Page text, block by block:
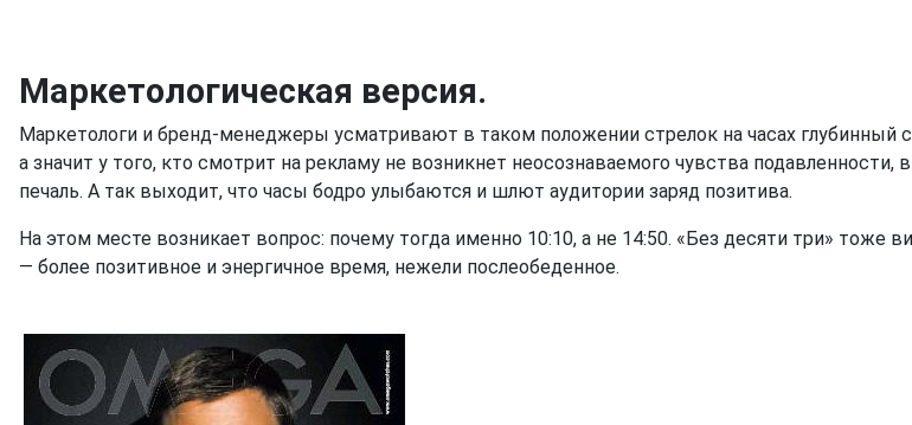
Маркетологическая версия.
Маркетологи и бренд-менеджеры усматривают в таком положении стрелок на часах глубинный
а значит у того, кто смотрит на рекламу не возникнет неосознаваемого чувства
печаль. А так выходит, что часы бодро улыбаются и шлют аудитории заряд позитива.
На этом месте возникает вопрос: почему тогда именно 10:10, а не 14:50. «Без десяти три» тоже
— более позитивное и энергичное время, нежели послеобеденное.